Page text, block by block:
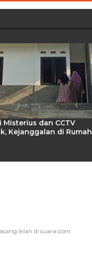
Misterius dan CCTV
Kejanggalan di Rumah